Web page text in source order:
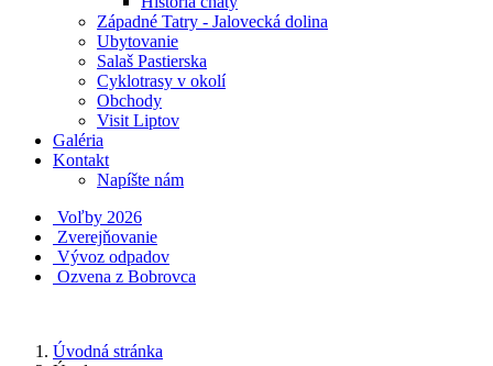
Západné Tatry - Jalovecká dolina
Ubytovanie
Salaš Pastierska
Cyklotrasy v okolí
Obchody
Visit Liptov
Galéria
Kontakt
Napíšte nám
Voľby 2026
Zverejňovanie
Vývoz odpadov
Ozvena z Bobrovca
Úvodná stránka